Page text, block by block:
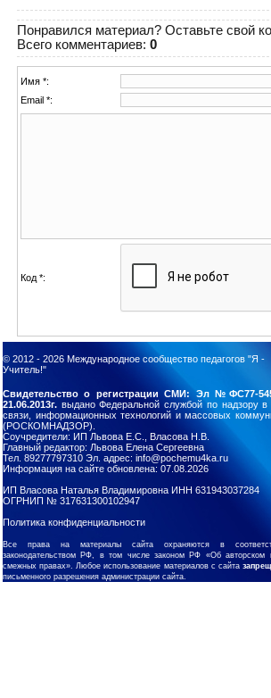
Понравился материал? Оставьте свой
Всего комментариев: 0
Имя *:
Email *:
Код *:
© 2012 - 2026 Международное сообщество педагогов "Я -
Учитель!"
Свидетельство о регистрации СМИ: Эл №ФС77-
21.06.2013г. выдано Федеральной службой по надзору
связи, информационных технологий и массовых
(РОСКОМНАДЗОР).
Соучредители: ИП Львова Е.С., Власова Н.В.
Главный редактор: Львова Елена Сергеевна
Тел. 89277797310 Эл. адрес: info@pochemu4ka.ru
Информация на сайте обновлена: 07.08.2026
ИП Власова Наталья Владимировна ИНН 631943037284
ОГРНИП № 317631300102947
Политика конфиденциальности
Все права на материалы сайта охраняются в
законодательством РФ, в том числе законом РФ «Об авторском
смежных правах». Любое использование материалов с сайта
письменного разрешения администрации сайта.